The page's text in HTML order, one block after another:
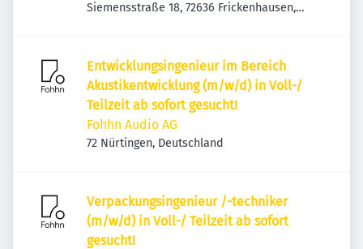
Siemensstraße 18, 72636 Frickenhausen,
Entwicklungsingenieur im Bereich
Akustikentwicklung (m/w/d) in Voll-/
Teilzeit ab sofort gesucht!
Fohhn Audio AG
72 Nürtingen, Deutschland
Verpackungsingenieur /-techniker
(m/w/d) in Voll-/ Teilzeit ab sofort
gesucht!